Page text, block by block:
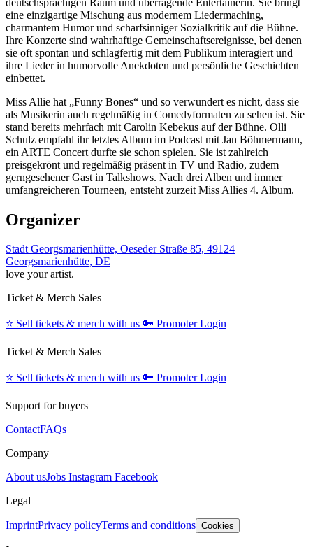
eine einzigartige Mischung aus modernem Liedermaching,
charmantem Humor und scharfsinniger Sozialkritik auf die Bühne.
Ihre Konzerte sind wahrhaftige Gemeinschaftsereignisse, bei denen
sie oft spontan und schlagfertig mit dem Publikum interagiert und
ihre Lieder in humorvolle Anekdoten und persönliche Geschichten
einbettet.
Miss Allie hat „Funny Bones“ und so verwundert es nicht, dass sie
als Musikerin auch regelmäßig in Comedyformaten zu sehen ist. Sie
stand bereits mehrfach mit Carolin Kebekus auf der Bühne. Olli
Schulz empfahl ihr letztes Album im Podcast mit Jan Böhmermann,
ein ARTE Concert durfte sie schon spielen. Sie ist zahlreich
preisgekrönt und regelmäßig präsent in TV und Radio, zudem
gerngesehener Gast in Talkshows. Nach drei Alben und immer
umfangreicheren Tourneen, entsteht zurzeit Miss Allies 4. Album.
Organizer
Stadt Georgsmarienhütte, Oeseder Straße 85, 49124
Georgsmarienhütte, DE
love your artist.
Ticket & Merch Sales
⭐️ Sell tickets & merch with us 🔑 Promoter Login
Ticket & Merch Sales
⭐️ Sell tickets & merch with us 🔑 Promoter Login
Support for buyers
ContactFAQs
Company
About usJobs Instagram Facebook
Legal
ImprintPrivacy policyTerms and conditions Cookies